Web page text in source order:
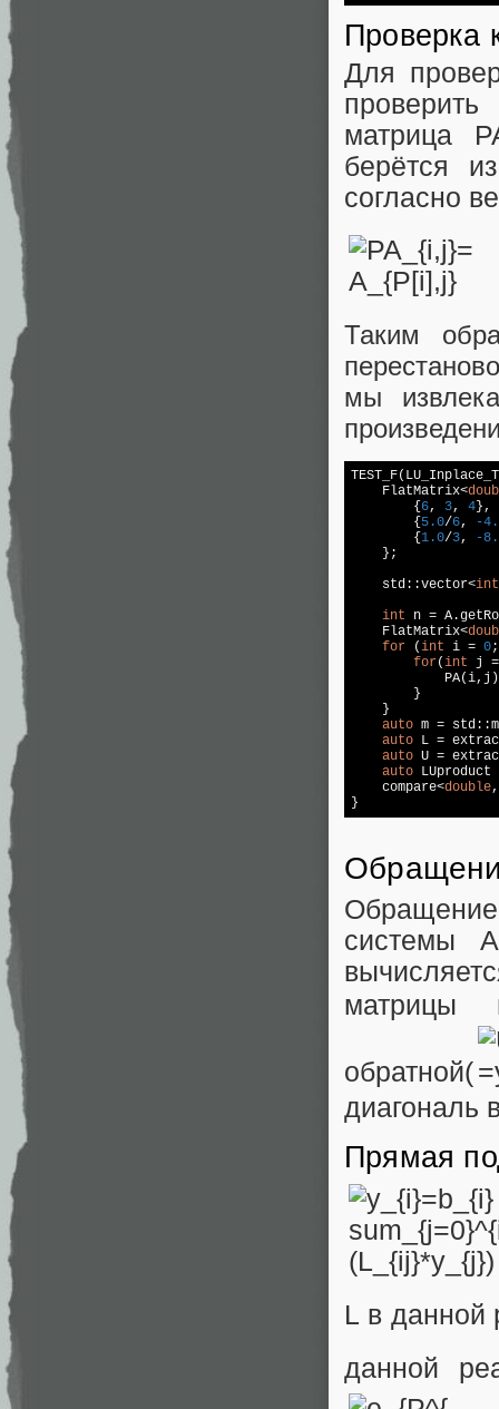
Проверка
Для
матрица
берётся
согласно
Таким
мы
    FlatMatrix<
        {
6, 3, 4 },
        {
5.0/6,
-
        {
1.0/3,
-
    };
std::vector<int
int n =
    FlatMatrix<
for (int i = 0
for(int j
        }
    }
auto m = std
auto L =
auto U =
auto
    compare<
double
системы
матрицы
обратной(
диагональ
Прямая
L в данной
данной